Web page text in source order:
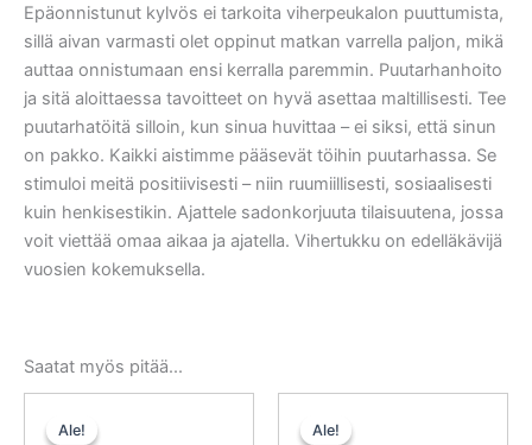
Epäonnistunut kylvös ei tarkoita viherpeukalon puuttumista,
sillä aivan varmasti olet oppinut matkan varrella paljon, mikä
auttaa onnistumaan ensi kerralla paremmin. Puutarhanhoito
ja sitä aloittaessa tavoitteet on hyvä asettaa maltillisesti. Tee
puutarhatöitä silloin, kun sinua huvittaa – ei siksi, että sinun
on pakko. Kaikki aistimme pääsevät töihin puutarhassa. Se
stimuloi meitä positiivisesti – niin ruumiillisesti, sosiaalisesti
kuin henkisestikin. Ajattele sadonkorjuuta tilaisuutena, jossa
voit viettää omaa aikaa ja ajatella. Vihertukku on edelläkävijä
vuosien kokemuksella.
Saatat myös pitää...
Ale!
Ale! Ale!
Ale!